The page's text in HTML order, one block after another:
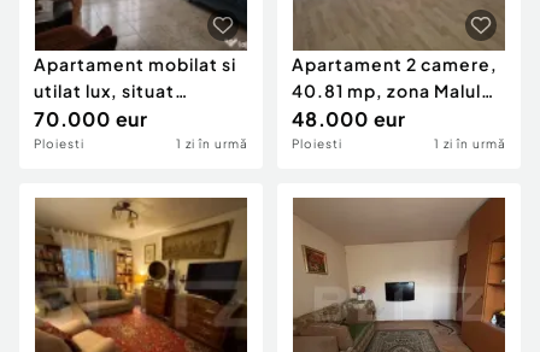
Apartament mobilat si
utilat lux, situat
ultracentral in Plo
70.000 eur
Ploiesti 1 zi în urmă
Apartament 2 camere,
40.81 mp, zona Malul
Rosu
48.000 eur
Ploiesti 1 zi în urmă